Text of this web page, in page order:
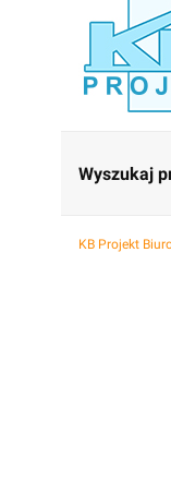
Wyszukaj
KB Projekt